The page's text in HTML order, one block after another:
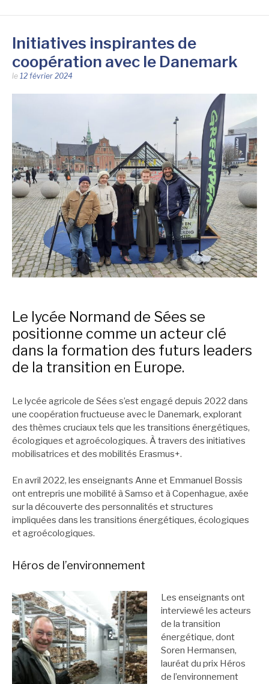
Initiatives inspirantes de
coopération avec le Danemark
le 12 février 2024
Le lycée Normand de Sées se
positionne comme un acteur clé
dans la formation des futurs leaders
de la transition en Europe.
Le lycée agricole de Sées s’est engagé depuis 2022 dans
une coopération fructueuse avec le Danemark, explorant
des thèmes cruciaux tels que les transitions énergétiques,
écologiques et agroécologiques. À travers des initiatives
mobilisatrices et des mobilités Erasmus+.
En avril 2022, les enseignants Anne et Emmanuel Bossis
ont entrepris une mobilité à Samso et à Copenhague, axée
sur la découverte des personnalités et structures
impliquées dans les transitions énergétiques, écologiques
et agroécologiques.
Héros de l’environnement
Les enseignants ont
interviewé les acteurs
de la transition
énergétique, dont
Soren Hermansen,
lauréat du prix Héros
de l’environnement